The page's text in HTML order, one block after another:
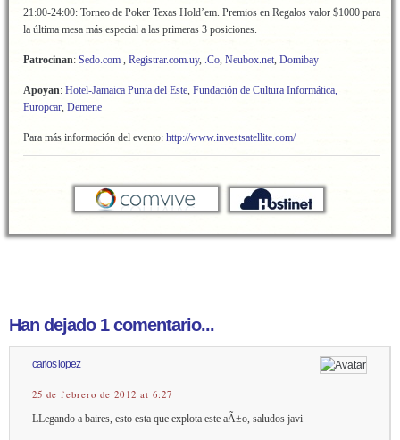
21:00-24:00: Torneo de Poker Texas Hold’em. Premios en Regalos valor $1000 para
la última mesa más especial a las primeras 3 posiciones.
Patrocinan: Sedo.com , Registrar.com.uy, .Co, Neubox.net, Domibay
Apoyan: Hotel-Jamaica Punta del Este, Fundación de Cultura Informática,
Europcar, Demene
Para más información del evento: http://www.investsatellite.com/
Han dejado 1 comentario...
carlos lopez
25 de febrero de 2012 at 6:27
LLegando a baires, esto esta que explota este aÃ±o, saludos javi